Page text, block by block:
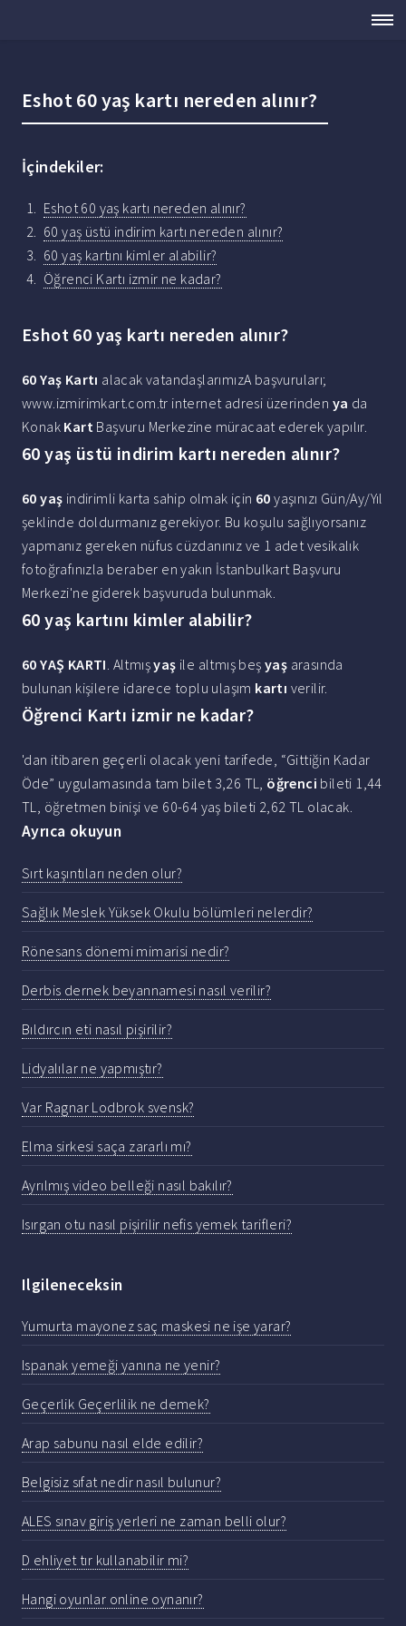
Eshot 60 yaş kartı nereden alınır?
İçindekiler:
Eshot 60 yaş kartı nereden alınır?
60 yaş üstü indirim kartı nereden alınır?
60 yaş kartını kimler alabilir?
Öğrenci Kartı izmir ne kadar?
Eshot 60 yaş kartı nereden alınır?
60 Yaş Kartı alacak vatandaşlarımızA başvuruları;
www.izmirimkart.com.tr internet adresi üzerinden ya da
Konak Kart Başvuru Merkezine müracaat ederek yapılır.
60 yaş üstü indirim kartı nereden alınır?
60 yaş indirimli karta sahip olmak için 60 yaşınızı Gün/Ay/Yıl
şeklinde doldurmanız gerekiyor. Bu koşulu sağlıyorsanız
yapmanız gereken nüfus cüzdanınız ve 1 adet vesikalık
fotoğrafınızla beraber en yakın İstanbulkart Başvuru
Merkezi'ne giderek başvuruda bulunmak.
60 yaş kartını kimler alabilir?
60 YAŞ KARTI. Altmışyaş ile altmış beşyaş arasında
bulunan kişilere idarece toplu ulaşım kartı verilir.
Öğrenci Kartı izmir ne kadar?
'dan itibaren geçerli olacak yeni tarifede, “Gittiğin Kadar
Öde” uygulamasında tam bilet 3,26 TL, öğrenci bileti 1,44
TL, öğretmen binişi ve 60-64 yaş bileti 2,62 TL olacak.
Ayrıca okuyun
Sırt kaşıntıları neden olur?
Sağlık Meslek Yüksek Okulu bölümleri nelerdir?
Rönesans dönemi mimarisi nedir?
Derbis dernek beyannamesi nasıl verilir?
Bıldırcın eti nasıl pişirilir?
Lidyalılar ne yapmıştır?
Var Ragnar Lodbrok svensk?
Elma sirkesi saça zararlı mı?
Ayrılmış video belleği nasıl bakılır?
Isırgan otu nasıl pişirilir nefis yemek tarifleri?
Ilgileneceksin
Yumurta mayonez saç maskesi ne işe yarar?
Ispanak yemeği yanına ne yenir?
Geçerlik Geçerlilik ne demek?
Arap sabunu nasıl elde edilir?
Belgisiz sıfat nedir nasıl bulunur?
ALES sınav giriş yerleri ne zaman belli olur?
D ehliyet tır kullanabilir mi?
Hangi oyunlar online oynanır?